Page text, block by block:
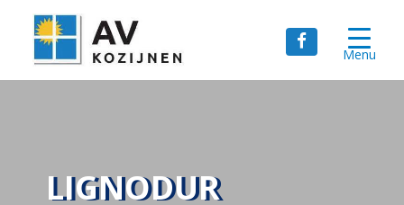
LIGNODUR
Menu